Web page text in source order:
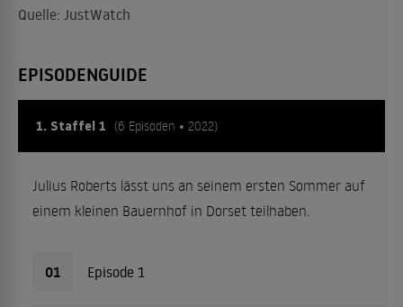
Quelle: JustWatch
EPISODENGUIDE
1. Staffel 1 (6 Episoden • 2022)
Julius Roberts lässt uns an seinem ersten Sommer auf
einem kleinen Bauernhof in Dorset teilhaben.
01 Episode 1